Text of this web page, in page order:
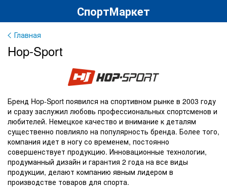
СпортМаркет
Главная
Hop-Sport
Бренд Hop-Sport появился на спортивном рынке в 2003 году
и сразу заслужил любовь профессиональных спортсменов и
любителей. Немецкое качество и внимание к деталям
существенно повлияло на популярность бренда. Более того,
компания идет в ногу со временем, постоянно
совершенствует продукцию. Инновационные технологии,
продуманный дизайн и гарантия 2 года на все виды
продукции, делают компанию явным лидером в
производстве товаров для спорта.